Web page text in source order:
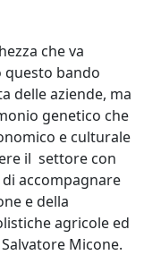
che va
questo bando
delle aziende, ma
genetico che
e culturale
il settore con
accompagnare
e della
agricole ed
Micone.